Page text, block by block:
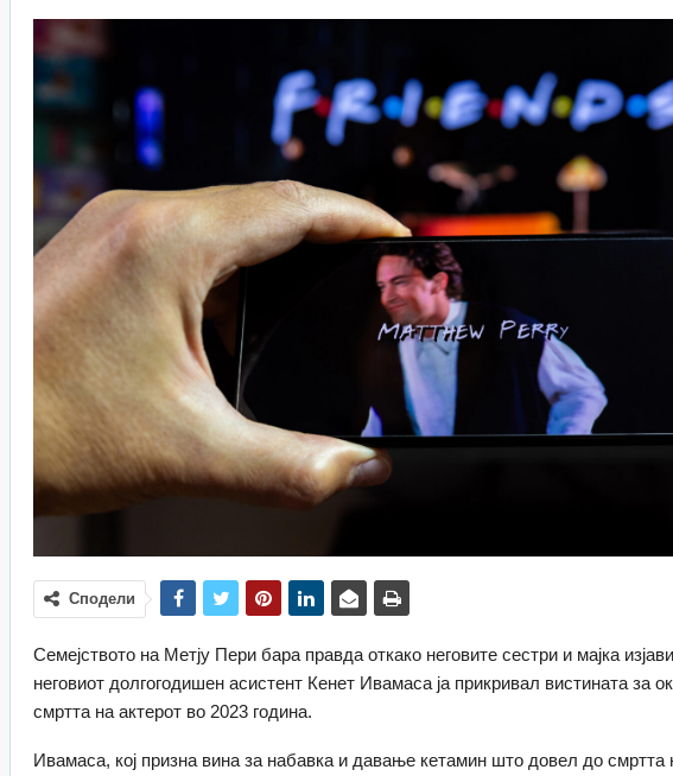
Сподели
Семејството на Метју Пери бара правда откако неговите сестри и мајка
неговиот долгогодишен асистент Кенет Ивамаса ја прикривал вистината за
смртта на актерот во 2023 година.
Ивамаса, кој призна вина за набавка и давање кетамин што довел до смртта